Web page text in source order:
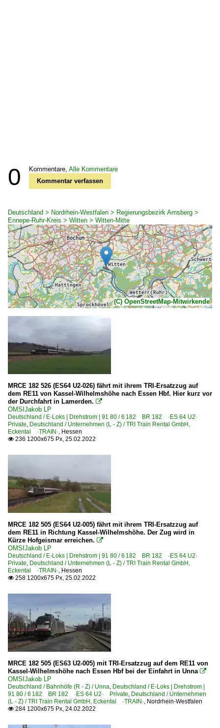
0 Kommentare, Alle Kommentare
Kommentar verfassen
Deutschland > Nordrhein-Westfalen > Regierungsbezirk Arnsberg >
Ennepe-Ruhr-Kreis > Witten > Witten-Mitte
(C) OpenStreetMap-Mitwirkende
MRCE 182 526 (ES64 U2-026) fährt mit ihrem TRI-Ersatzzug auf
dem RE11 von Kassel-Wilhelmshöhe nach Essen Hbf. Hier kurz vor
der Durchfahrt in Lamerden. 
OMSIJakob LP
Deutschland / E-Loks | Drehstrom | 91 80 / 6 182 BR 182 ·ES 64 U2·
Private, Deutschland / Unternehmen (L - Z) / TRI Train Rental GmbH,
Eckental ·TRAIN·, Hessen
 236 1200x675 Px, 25.02.2022
MRCE 182 505 (ES64 U2-005) fährt mit ihrem TRI-Ersatzzug auf
dem RE11 in Richtung Kassel-Wilhelmshöhe. Der Zug wird in
Kürze Hofgeismar erreichen. 
OMSIJakob LP
Deutschland / E-Loks | Drehstrom | 91 80 / 6 182 BR 182 ·ES 64 U2·
Private, Deutschland / Unternehmen (L - Z) / TRI Train Rental GmbH,
Eckental ·TRAIN·, Hessen
 258 1200x675 Px, 25.02.2022
MRCE 182 505 (ES63 U2-005) mit TRI-Ersatzzug auf dem RE11 von
Kassel-Wilhelmshöhe nach Essen Hbf bei der Einfahrt in Unna 
OMSIJakob LP
Deutschland / Bahnhöfe (R - Z) / Unna, Deutschland / E-Loks | Drehstrom |
91 80 / 6 182 BR 182 ·ES 64 U2· Private, Deutschland / Unternehmen
(L - Z) / TRI Train Rental GmbH, Eckental ·TRAIN·, Nordrhein-Westfalen
 284 1200x675 Px, 24.02.2022